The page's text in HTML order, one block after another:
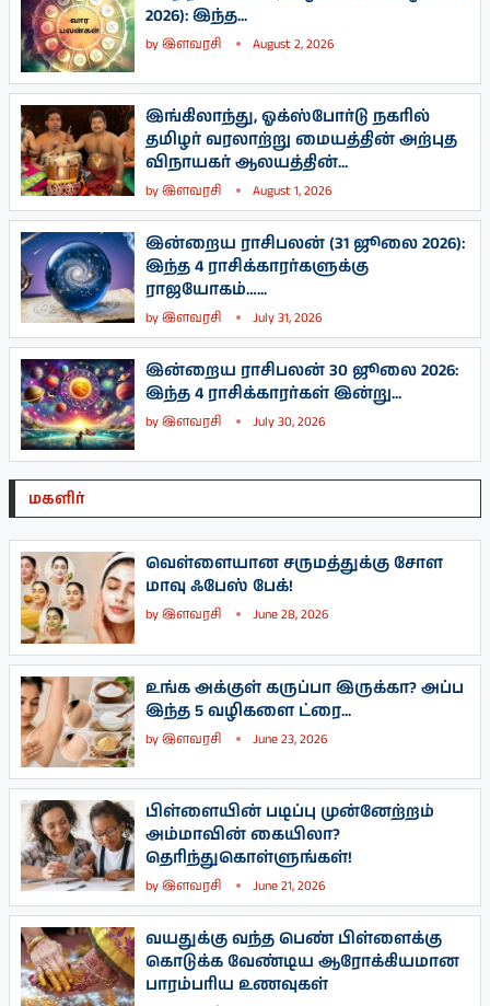
2026): இந்த...
byஇளவரசி August 2, 2026
இங்கிலாந்து, ஓக்ஸ்போர்டு நகரில்
தமிழர் வரலாற்று மையத்தின் அற்புத
விநாயகர் ஆலயத்தின்...
byஇளவரசி August 1, 2026
இன்றைய ராசிபலன் (31 ஜூலை 2026):
இந்த 4 ராசிக்காரர்களுக்கு
ராஜயோகம்…...
byஇளவரசி July 31, 2026
இன்றைய ராசிபலன் 30 ஜூலை 2026:
இந்த 4 ராசிக்காரர்கள் இன்று...
byஇளவரசி July 30, 2026
மகளிர்
வெள்ளையான சருமத்துக்கு சோள
மாவு ஃபேஸ் பேக்!
byஇளவரசி June 28, 2026
உங்க அக்குள் கருப்பா இருக்கா? அப்ப
இந்த 5 வழிகளை ட்ரை...
byஇளவரசி June 23, 2026
பிள்ளையின் படிப்பு முன்னேற்றம்
அம்மாவின் கையிலா?
தெரிந்துகொள்ளுங்கள்!
byஇளவரசி June 21, 2026
வயதுக்கு வந்த பெண் பிள்ளைக்கு
கொடுக்க வேண்டிய ஆரோக்கியமான
பாரம்பரிய உணவுகள்